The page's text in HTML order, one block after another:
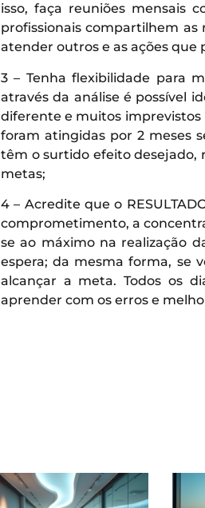
isso, faça reuniões mensais
profissionais compartilhem as
atender outros e as ações que
3 – Tenha flexibilidade para
através da análise é possível
diferente e muitos imprevistos
foram atingidas por 2 meses
têm o surtido efeito desejado,
metas;
4 – Acredite que o
comprometimento, a
se ao máximo na realização
espera; da mesma forma, se
alcançar a meta. Todos os
aprender com os erros e